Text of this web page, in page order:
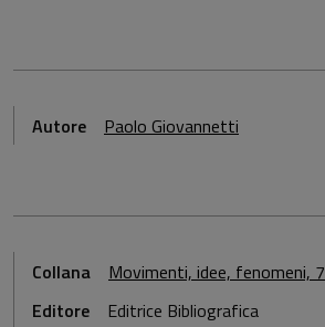
Autore Paolo Giovannetti
Collana
Movimenti, idee, fenomeni, 7
Editore
Editrice Bibliografica